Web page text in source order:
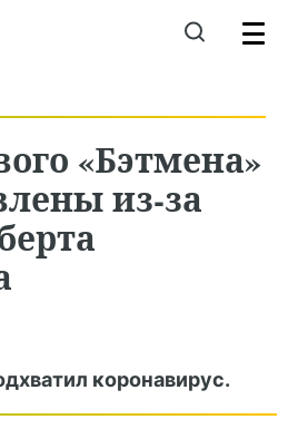
«Бэтмена»
из-за
коронавирус.